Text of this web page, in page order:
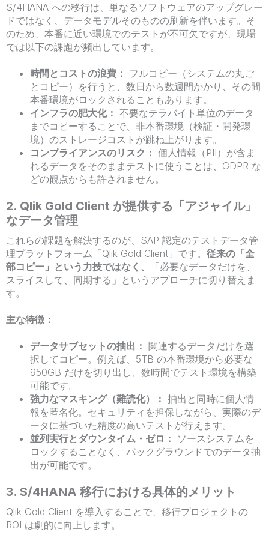
S/4HANA への移行は、単なるソフトウェアのアップグレー
ドではなく、データモデルそのものの刷新を伴います。そ
のため、本番に近い環境でのテストが不可欠ですが、現場
では以下の課題が頻出しています。
時間とコストの浪費： フルコピー（システムの丸ご
とコピー）を行うと、数日から数週間かかり、その間
本番環境がロックされることもあります。
インフラの肥大化： 不要なテラバイト単位のデータ
までコピーすることで、非本番環境（検証・開発環
境）のストレージコストが跳ね上がります。
コンプライアンスのリスク： 個人情報（PII）が含ま
れるデータをそのままテストに使うことは、GDPR な
どの観点からも許されません。
2. Qlik Gold Client が提供する「アジャイル」
なデータ管理
これらの課題を解決するのが、SAP 認定のテストデータ管
理プラットフォーム「Qlik Gold Client」です。 従来の「全
部コピー」という力技ではなく、
「必要なデータだけを、
スライスして、同期する」というアプローチに切り替えま
す。
主な特徴：
データサブセットの抽出： 関連するデータだけを選
択してコピー。例えば、5TB の本番環境から必要な
950GB だけを切り出し、数時間でテスト環境を構築
可能です。
強力なマスキング（難読化）： 抽出と同時に個人情
報を匿名化。セキュリティを担保しながら、実際のデ
ータに基づいた精度の高いテストが行えます。
並列実行とダウンタイム・ゼロ：
ソースシステムを
ロックすることなく、バックグラウンドでのデータ抽
出が可能です。
3. S/4HANA 移行における具体的メリット
Qlik Gold Client を導入することで、移行プロジェクトの
ROI は劇的に向上します。